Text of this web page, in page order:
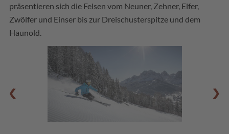
präsentieren sich die Felsen vom Neuner, Zehner, Elfer,
Zwölfer und Einser bis zur Dreischusterspitze und dem
Haunold.